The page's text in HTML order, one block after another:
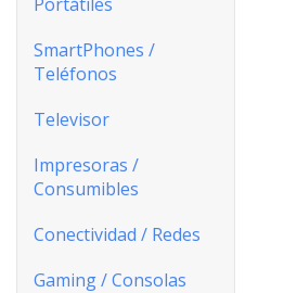
SmartPhones /
Teléfonos
Televisor
Impresoras /
Consumibles
Conectividad / Redes
Gaming / Consolas